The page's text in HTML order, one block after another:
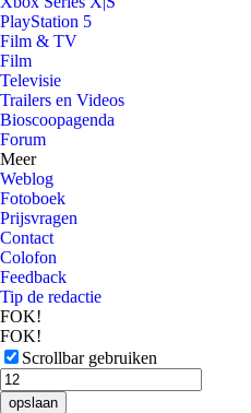
PlayStation 5
Film & TV
Film
Televisie
Trailers en Videos
Bioscoopagenda
Forum
Meer
Weblog
Fotoboek
Prijsvragen
Contact
Colofon
Feedback
Tip de redactie
FOK!
FOK!
Scrollbar gebruiken
opslaan